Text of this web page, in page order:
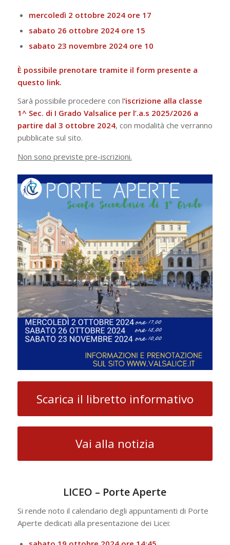
mercoledì 2 ottobre 2024 ore 17
sabato 26 ottobre 2024 ore 15
sabato 23 novembre 2024 ore 10
È possibile prenotare tramite il form presente a
questo link.
Sarà possibile procedere con l‘iscrizione alla classe
1^ Sec. di I Grado Valsalice per l’.a.s 2025/2026 a
partire dal 3 ottobre 2024, con modalità che verranno
pubblicate sul sito.
Non sono previste pre-iscrizioni.
Scarica il libretto informativo
Vai alla notizia
LICEO – Porte Aperte
Si rende noto il calendario degli appuntamenti di Porte
Aperte dedicati alla presentazione dei Licei: